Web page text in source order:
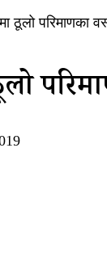
ठूलो परिमाणका